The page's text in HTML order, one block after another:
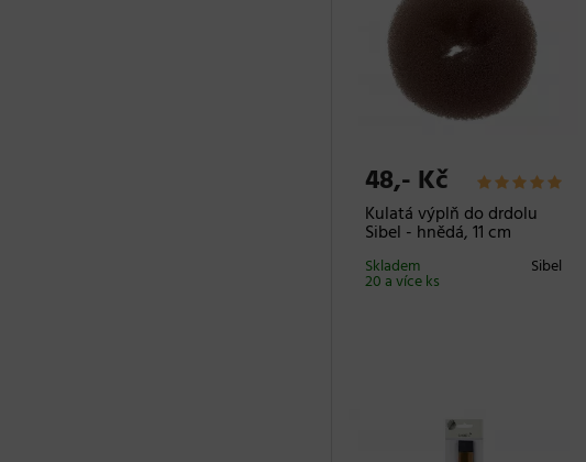
48,- Kč
Kulatá výplň do drdolu
Sibel - hnědá, 11 cm
Sibel
Skladem
20 a více ks